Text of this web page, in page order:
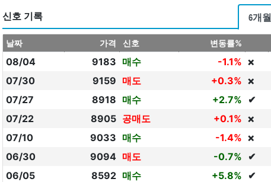
신호 기록 6개월
날짜 가격 신호 변동률%
08/04 9183 매수 -1.1% ❌
07/30
9159 매도 +0.3% ❌
07/27
8918 매수 +2.7% ✔
07/22
8905 공매도 +0.1% ❌
07/10
9033 매수 -1.4% ❌
06/30
9094 매도 -0.7% ✔
06/05
8592 매수 +5.8% ✔